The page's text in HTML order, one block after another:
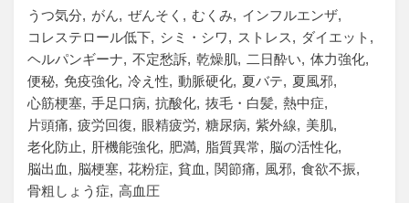
うつ気分 がん ぜんそく むくみ
インフルエンザ
コレステロール低下
シミ・シワ ストレス
ダイエット
ヘルパンギーナ
不定愁訴 乾燥肌 二日酔い
体力強化
便秘 免疫強化 冷え性 動脈硬化 夏バテ
夏風邪
心筋梗塞 手足口病 抗酸化 抜毛・白髪 熱中症
片頭痛
疲労回復 眼精疲労 糖尿病 紫外線
美肌
老化防止
肝機能強化 肥満 脂質異常
脳の活性化
脳出血
脳梗塞 花粉症 貧血 関節痛 風邪 食欲不振
骨粗しょう症
高血圧